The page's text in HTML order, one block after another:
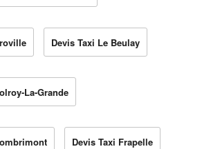
Devis Taxi Le Beulay
La-Grande
Devis Taxi Frapelle